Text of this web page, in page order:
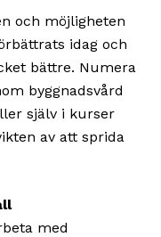
och möjligheten
idag och
bättre. Numera
byggnadsvård
själv i kurser
av att sprida
med